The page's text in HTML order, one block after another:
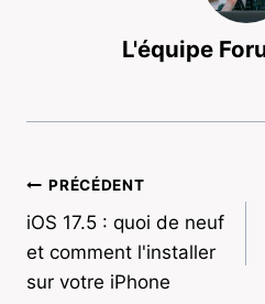
L'équipe
Navigation
de
l’article
PRÉCÉDENT
iOS 17.5 : quoi de neuf
et comment l'installer
sur votre iPhone